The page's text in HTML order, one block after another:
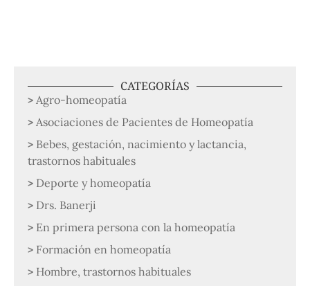
CATEGORÍAS
Agro-homeopatía
Asociaciones de Pacientes de Homeopatía
Bebes, gestación, nacimiento y lactancia,
trastornos habituales
Deporte y homeopatía
Drs. Banerji
En primera persona con la homeopatía
Formación en homeopatía
Hombre, trastornos habituales